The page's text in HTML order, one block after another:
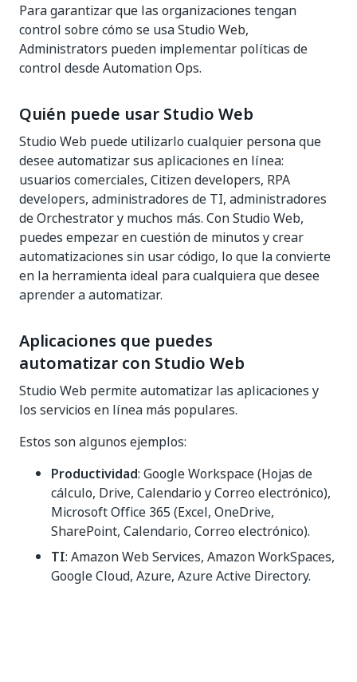
Para garantizar que las organizaciones tengan
control sobre cómo se usa Studio Web,
Administrators pueden implementar políticas de
control desde Automation Ops.
Quién puede usar Studio Web
Studio Web puede utilizarlo cualquier persona que
desee automatizar sus aplicaciones en línea:
usuarios comerciales, Citizen developers, RPA
developers, administradores de TI, administradores
de Orchestrator y muchos más. Con Studio Web,
puedes empezar en cuestión de minutos y crear
automatizaciones sin usar código, lo que la convierte
en la herramienta ideal para cualquiera que desee
aprender a automatizar.
Aplicaciones que puedes
automatizar con Studio Web
Studio Web permite automatizar las aplicaciones y
los servicios en línea más populares.
Estos son algunos ejemplos:
Productividad: Google Workspace (Hojas de
cálculo, Drive, Calendario y Correo electrónico),
Microsoft Office 365 (Excel, OneDrive,
SharePoint, Calendario, Correo electrónico).
TI: Amazon Web Services, Amazon WorkSpaces,
Google Cloud, Azure, Azure Active Directory.